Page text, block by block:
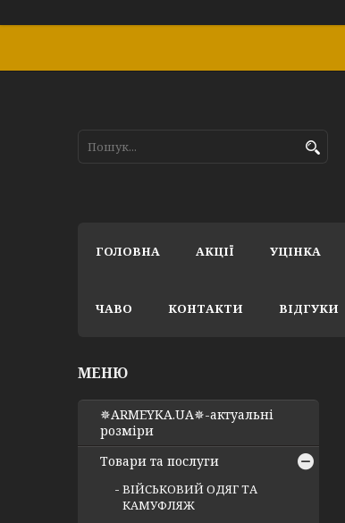
ГОЛОВНА АКЦІЇ УЦІНКА
ЧАВО КОНТАКТИ ВІДГУКИ
✵ARMEYKA.UA✵-актуальні
розміри
Товари та послуги
ВІЙСЬКОВИЙ ОДЯГ ТА
КАМУФЛЯЖ